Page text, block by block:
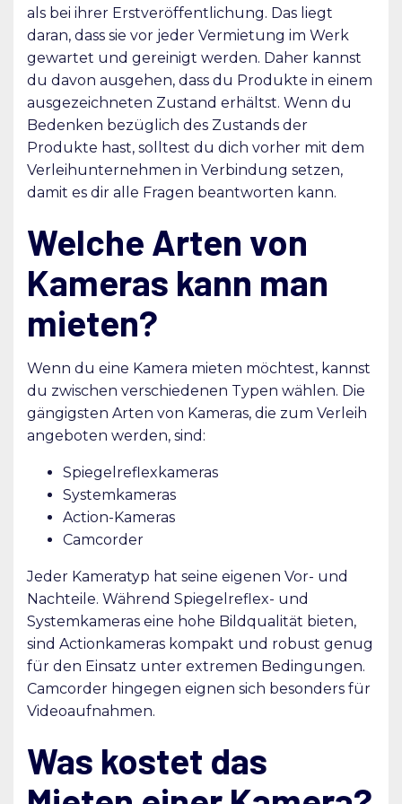
als bei ihrer Erstveröffentlichung. Das liegt
daran, dass sie vor jeder Vermietung im Werk
gewartet und gereinigt werden. Daher kannst
du davon ausgehen, dass du Produkte in einem
ausgezeichneten Zustand erhältst. Wenn du
Bedenken bezüglich des Zustands der
Produkte hast, solltest du dich vorher mit dem
Verleihunternehmen in Verbindung setzen,
damit es dir alle Fragen beantworten kann.
Welche Arten von
Kameras kann man
mieten?
Wenn du eine Kamera mieten möchtest, kannst
du zwischen verschiedenen Typen wählen. Die
gängigsten Arten von Kameras, die zum Verleih
angeboten werden, sind:
Spiegelreflexkameras
Systemkameras
Action-Kameras
Camcorder
Jeder Kameratyp hat seine eigenen Vor- und
Nachteile. Während Spiegelreflex- und
Systemkameras eine hohe Bildqualität bieten,
sind Actionkameras kompakt und robust genug
für den Einsatz unter extremen Bedingungen.
Camcorder hingegen eignen sich besonders für
Videoaufnahmen.
Was kostet das